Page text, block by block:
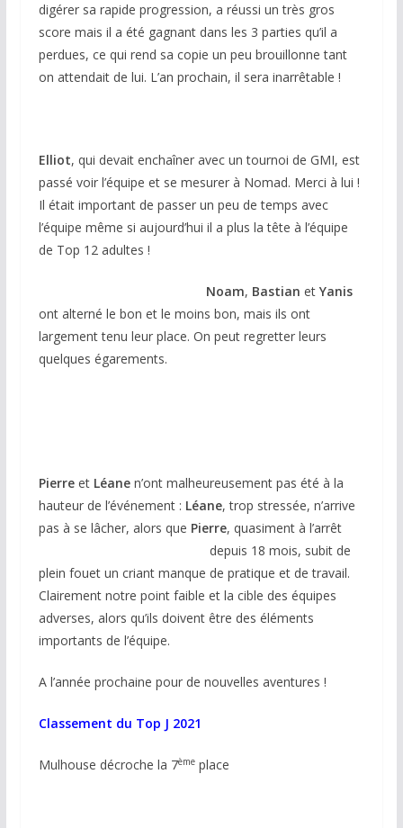
digérer sa rapide progression, a réussi un très gros
score mais il a été gagnant dans les 3 parties qu’il a
perdues, ce qui rend sa copie un peu brouillonne tant
on attendait de lui. L’an prochain, il sera inarrêtable !
Elliot, qui devait enchaîner avec un tournoi de GMI, est
passé voir l’équipe et se mesurer à Nomad. Merci à lui !
Il était important de passer un peu de temps avec
l’équipe même si aujourd’hui il a plus la tête à l’équipe
de Top 12 adultes !
Noam, Bastian et Yanis
ont alterné le bon et le moins bon, mais ils ont
largement tenu leur place. On peut regretter leurs
quelques égarements.
Pierreet Léanen’ont malheureusement pas été à la
hauteur de l’événement : Léane, trop stressée, n’arrive
pas à se lâcher, alors que Pierre, quasiment à l’arrêt
depuis 18 mois, subit de
plein fouet un criant manque de pratique et de travail.
Clairement notre point faible et la cible des équipes
adverses, alors qu’ils doivent être des éléments
importants de l’équipe.
A l’année prochaine pour de nouvelles aventures !
Classement du Top J 2021
Mulhouse décroche la 7èmeplace